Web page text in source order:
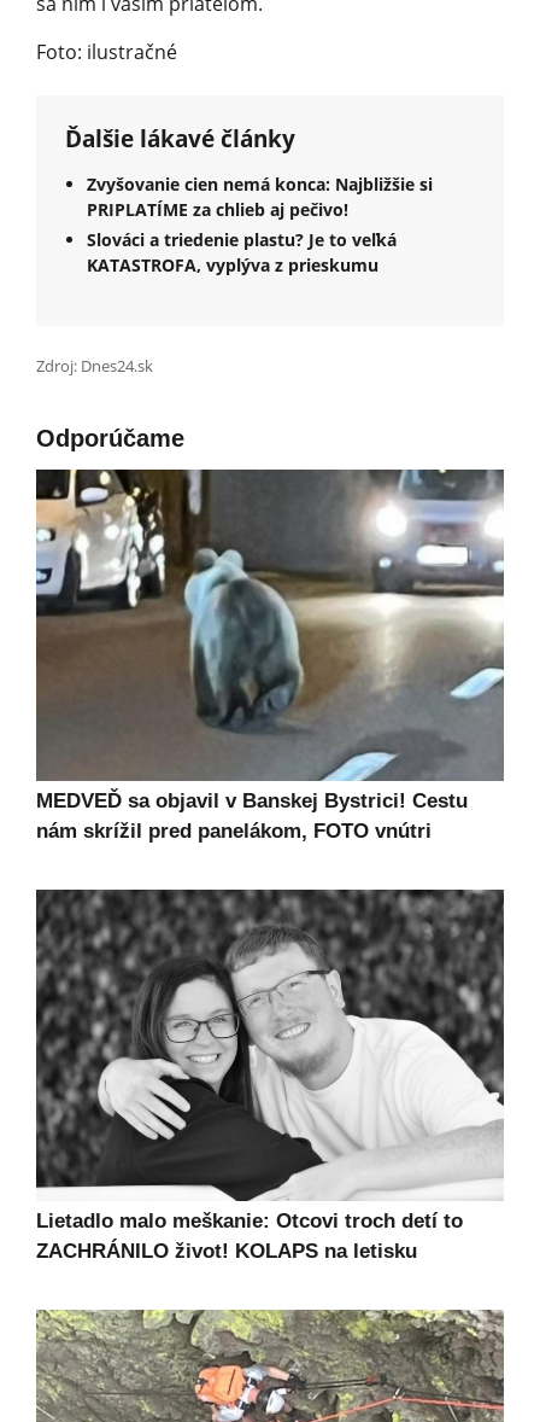
Foto: ilustračné
Ďalšie lákavé články
Zvyšovanie cien nemá konca: Najbližšie si
PRIPLATÍME za chlieb aj pečivo!
Slováci a triedenie plastu? Je to veľká
KATASTROFA, vyplýva z prieskumu
Zdroj: Dnes24.sk
Odporúčame
MEDVEĎ sa objavil v Banskej Bystrici! Cestu
nám skrížil pred panelákom, FOTO vnútri
Lietadlo malo meškanie: Otcovi troch detí to
ZACHRÁNILO život! KOLAPS na letisku